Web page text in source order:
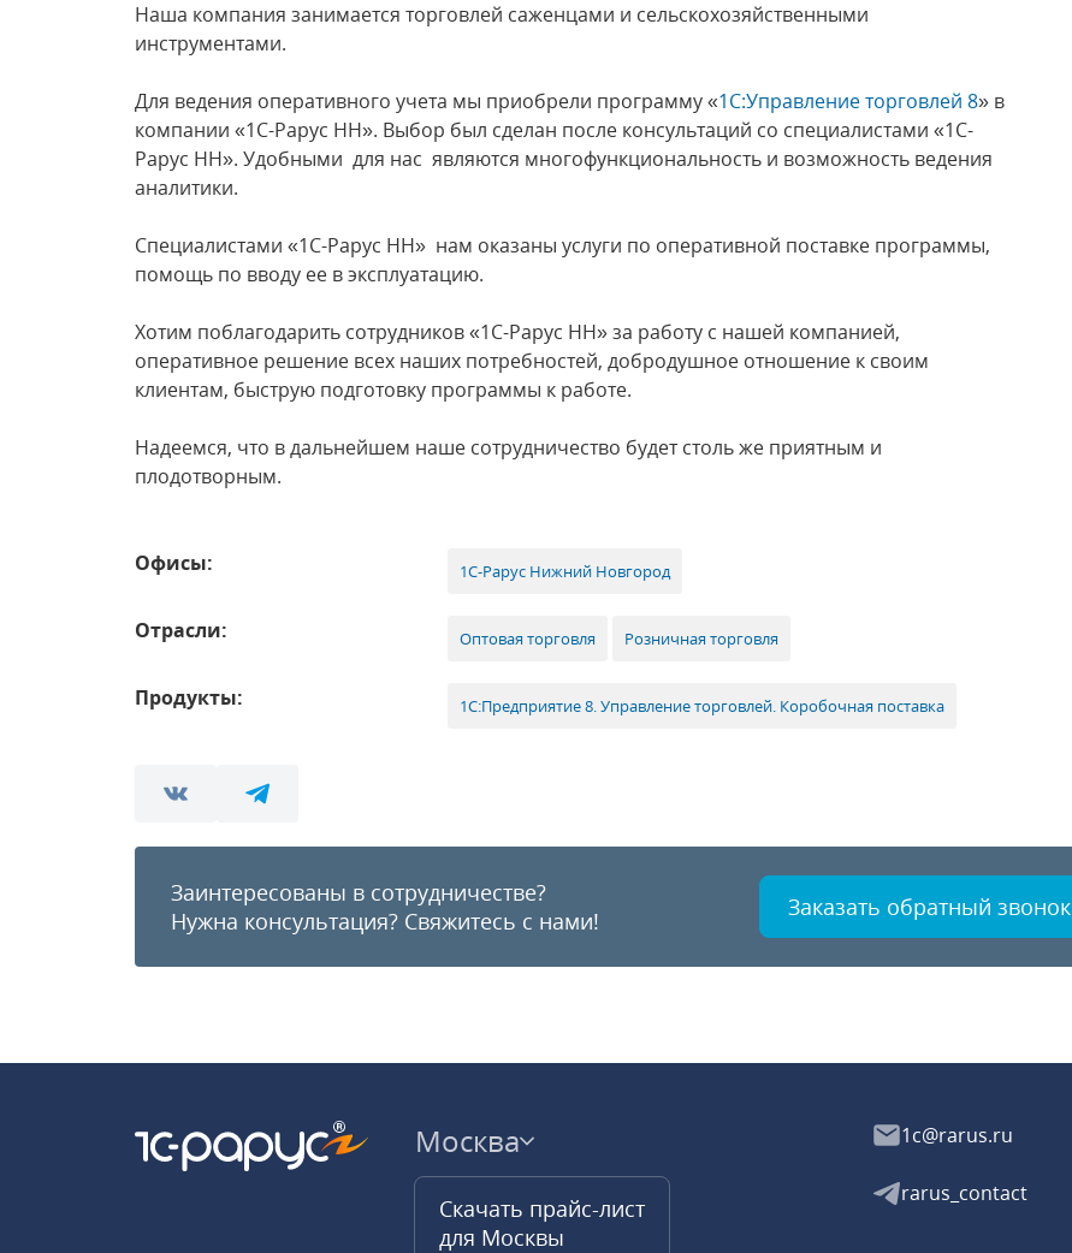
Наша компания занимается торговлей саженцами и сельскохозяйственными
инструментами.
Для ведения оперативного учета мы приобрели программу «1С:Управление торговлей 8» в
компании «1С-Рарус НН». Выбор был сделан после консультаций со специалистами «1С-
Рарус НН». Удобными для нас являются многофункциональность и возможность ведения
аналитики.
Специалистами «1С-Рарус НН» нам оказаны услуги по оперативной поставке программы,
помощь по вводу ее в эксплуатацию.
Хотим поблагодарить сотрудников «1С-Рарус НН» за работу с нашей компанией,
оперативное решение всех наших потребностей, добродушное отношение к своим
клиентам, быструю подготовку программы к работе.
Надеемся, что в дальнейшем наше сотрудничество будет столь же приятным и
плодотворным.
Офисы: 1С-Рарус Нижний Новгород
Отрасли: Оптовая торговля Розничная торговля
Продукты: 1С:Предприятие 8. Управление торговлей. Коробочная поставка
Заинтересованы в сотрудничестве?
Нужна консультация? Свяжитесь с нами! Заказать обратный звонок
Москва
Скачать прайс-лист
для Москвы
1c@rarus.ru
rarus_contact